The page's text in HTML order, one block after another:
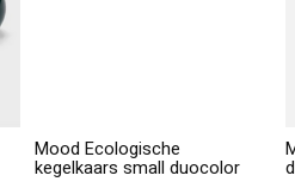
Mood Ecologische
kegelkaars small duocolor